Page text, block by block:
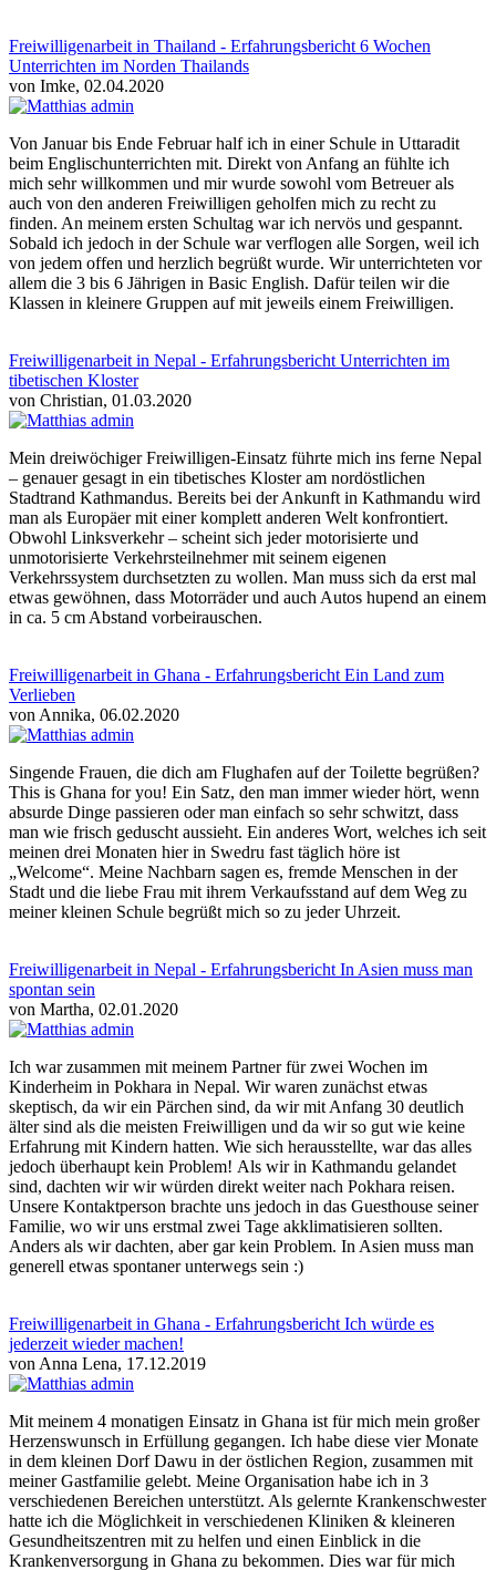
Freiwilligenarbeit in Thailand - Erfahrungsbericht 6 Wochen
Unterrichten im Norden Thailands
von Imke, 02.04.2020
Von Januar bis Ende Februar half ich in einer Schule in Uttaradit
beim Englischunterrichten mit. Direkt von Anfang an fühlte ich
mich sehr willkommen und mir wurde sowohl vom Betreuer als
auch von den anderen Freiwilligen geholfen mich zu recht zu
finden. An meinem ersten Schultag war ich nervös und gespannt.
Sobald ich jedoch in der Schule war verflogen alle Sorgen, weil ich
von jedem offen und herzlich begrüßt wurde. Wir unterrichteten vor
allem die 3 bis 6 Jährigen in Basic English. Dafür teilen wir die
Klassen in kleinere Gruppen auf mit jeweils einem Freiwilligen.
Freiwilligenarbeit in Nepal - Erfahrungsbericht Unterrichten im
tibetischen Kloster
von Christian, 01.03.2020
Mein dreiwöchiger Freiwilligen-Einsatz führte mich ins ferne Nepal
– genauer gesagt in ein tibetisches Kloster am nordöstlichen
Stadtrand Kathmandus. Bereits bei der Ankunft in Kathmandu wird
man als Europäer mit einer komplett anderen Welt konfrontiert.
Obwohl Linksverkehr – scheint sich jeder motorisierte und
unmotorisierte Verkehrsteilnehmer mit seinem eigenen
Verkehrssystem durchsetzten zu wollen. Man muss sich da erst mal
etwas gewöhnen, dass Motorräder und auch Autos hupend an einem
in ca. 5 cm Abstand vorbeirauschen.
Freiwilligenarbeit in Ghana - Erfahrungsbericht Ein Land zum
Verlieben
von Annika, 06.02.2020
Singende Frauen, die dich am Flughafen auf der Toilette begrüßen?
This is Ghana for you! Ein Satz, den man immer wieder hört, wenn
absurde Dinge passieren oder man einfach so sehr schwitzt, dass
man wie frisch geduscht aussieht. Ein anderes Wort, welches ich seit
meinen drei Monaten hier in Swedru fast täglich höre ist
„Welcome“. Meine Nachbarn sagen es, fremde Menschen in der
Stadt und die liebe Frau mit ihrem Verkaufsstand auf dem Weg zu
meiner kleinen Schule begrüßt mich so zu jeder Uhrzeit.
Freiwilligenarbeit in Nepal - Erfahrungsbericht In Asien muss man
spontan sein
von Martha, 02.01.2020
Ich war zusammen mit meinem Partner für zwei Wochen im
Kinderheim in Pokhara in Nepal. Wir waren zunächst etwas
skeptisch, da wir ein Pärchen sind, da wir mit Anfang 30 deutlich
älter sind als die meisten Freiwilligen und da wir so gut wie keine
Erfahrung mit Kindern hatten. Wie sich herausstellte, war das alles
jedoch überhaupt kein Problem! Als wir in Kathmandu gelandet
sind, dachten wir wir würden direkt weiter nach Pokhara reisen.
Unsere Kontaktperson brachte uns jedoch in das Guesthouse seiner
Familie, wo wir uns erstmal zwei Tage akklimatisieren sollten.
Anders als wir dachten, aber gar kein Problem. In Asien muss man
generell etwas spontaner unterwegs sein :)
Freiwilligenarbeit in Ghana - Erfahrungsbericht Ich würde es
jederzeit wieder machen!
von Anna Lena, 17.12.2019
Mit meinem 4 monatigen Einsatz in Ghana ist für mich mein großer
Herzenswunsch in Erfüllung gegangen. Ich habe diese vier Monate
in dem kleinen Dorf Dawu in der östlichen Region, zusammen mit
meiner Gastfamilie gelebt. Meine Organisation habe ich in 3
verschiedenen Bereichen unterstützt. Als gelernte Krankenschwester
hatte ich die Möglichkeit in verschiedenen Kliniken & kleineren
Gesundheitszentren mit zu helfen und einen Einblick in die
Krankenversorgung in Ghana zu bekommen. Dies war für mich